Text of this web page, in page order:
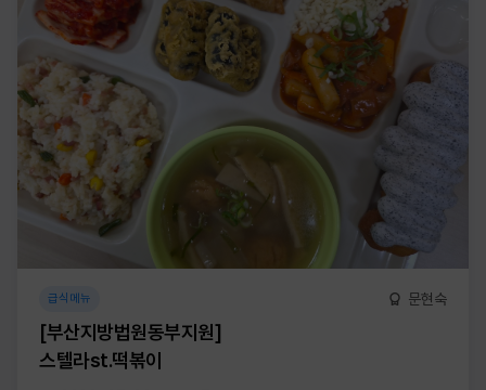
급식메뉴 문현숙
[부산지방법원동부지원]
스텔라st.떡볶이